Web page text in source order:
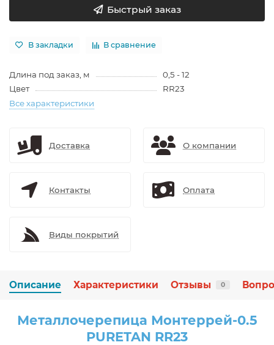
Быстрый заказ
В закладки В сравнение
Длина под заказ, м
0,5 - 12
Цвет
RR23
Все характеристики
Доставка О компании
Контакты Оплата
Виды покрытий
Описание Характеристики Отзывы 0
Металлочерепица Монтеррей-0.5
PURETAN RR23